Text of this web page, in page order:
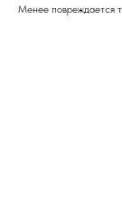
Менее повреждается